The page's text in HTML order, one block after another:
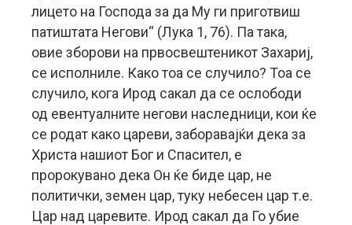
лицето на Господа за да Му ги приготвиш
патиштата Негови“ (Лука 1, 76). Па така,
овие зборови на првосвештеникот Захариј,
се исполниле. Како тоа се случило? Тоа се
случило, кога Ирод сакал да се ослободи
од евентуалните негови наследници, кои ќе
се родат како цареви, заборавајќи дека за
Христа нашиот Бог и Спасител, е
пророкувано дека Он ќе биде цар, не
политички, земен цар, туку небесен цар т.е.
Цар над царевите. Ирод сакал да Го убие